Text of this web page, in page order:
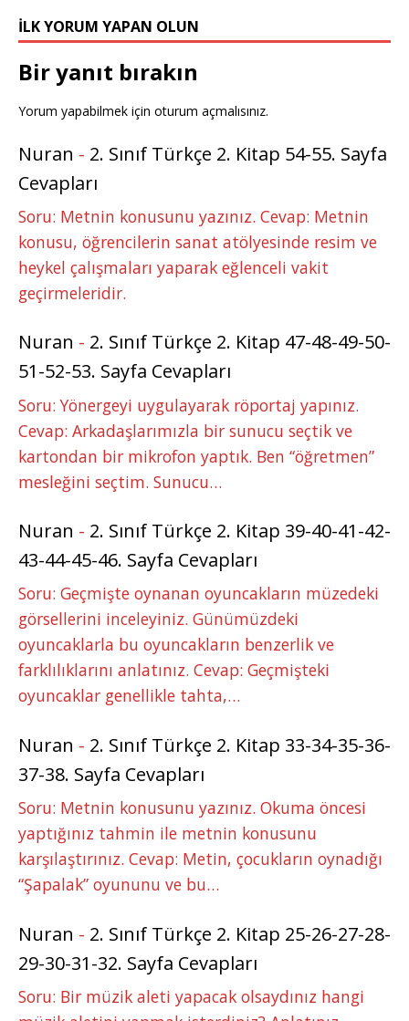
İLK YORUM YAPAN OLUN
Bir yanıt bırakın
Yorum yapabilmek için oturum açmalısınız.
Nuran - 2. Sınıf Türkçe 2. Kitap 54-55. Sayfa
Cevapları
Soru: Metnin konusunu yazınız. Cevap: Metnin
konusu, öğrencilerin sanat atölyesinde resim ve
heykel çalışmaları yaparak eğlenceli vakit
geçirmeleridir.
Nuran - 2. Sınıf Türkçe 2. Kitap 47-48-49-50-
51-52-53. Sayfa Cevapları
Soru: Yönergeyi uygulayarak röportaj yapınız.
Cevap: Arkadaşlarımızla bir sunucu seçtik ve
kartondan bir mikrofon yaptık. Ben “öğretmen”
mesleğini seçtim. Sunucu…
Nuran - 2. Sınıf Türkçe 2. Kitap 39-40-41-42-
43-44-45-46. Sayfa Cevapları
Soru: Geçmişte oynanan oyuncakların müzedeki
görsellerini inceleyiniz. Günümüzdeki
oyuncaklarla bu oyuncakların benzerlik ve
farklılıklarını anlatınız. Cevap: Geçmişteki
oyuncaklar genellikle tahta,…
Nuran - 2. Sınıf Türkçe 2. Kitap 33-34-35-36-
37-38. Sayfa Cevapları
Soru: Metnin konusunu yazınız. Okuma öncesi
yaptığınız tahmin ile metnin konusunu
karşılaştırınız. Cevap: Metin, çocukların oynadığı
“Şapalak” oyununu ve bu…
Nuran - 2. Sınıf Türkçe 2. Kitap 25-26-27-28-
29-30-31-32. Sayfa Cevapları
Soru: Bir müzik aleti yapacak olsaydınız hangi